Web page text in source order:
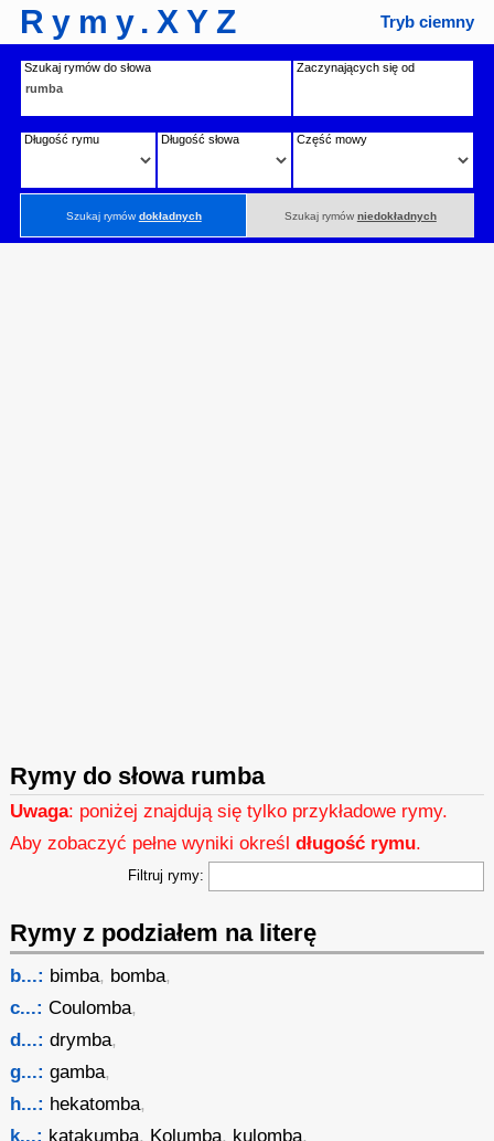
Rymy.XYZ Tryb ciemny
Szukaj rymów do słowa Zaczynających się od
Długość rymu Długość słowa Część mowy
Szukaj rymówdokładnych Szukaj rymów niedokładnych
Rymy do słowa rumba
Uwaga: poniżej znajdują się tylko przykładowe rymy.
Aby zobaczyć pełne wyniki określdługość rymu.
Filtruj rymy:
Rymy z podziałem na literę
b...: bimba, bomba,
c...: Coulomba,
d...: drymba,
g...: gamba,
h...: hekatomba,
k...: katakumba, Kolumba, kulomba,